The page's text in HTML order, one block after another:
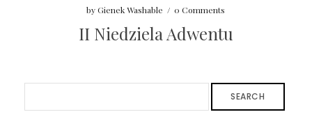
byGienek Washable / 0 Comments
II Niedziela Adwentu
SEARCH